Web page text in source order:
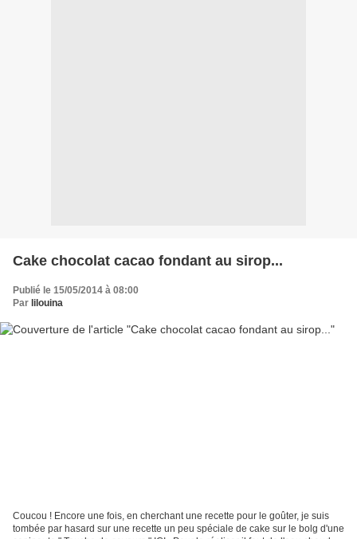
Cake chocolat cacao fondant au sirop...
Publié le 15/05/2014 à 08:00
Par lilouina
Coucou ! Encore une fois, en cherchant une recette pour le goûter, je suis
tombée par hasard sur une recette un peu spéciale de cake sur le bolg d'une